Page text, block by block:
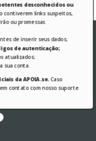
da APOIA.se.Caso
contato com nosso suporte
desconhecidos ou
contiverem links suspeitos,
ou promessas
de inserir seus dados;
de autenticação;
atualizados;
sua conta.